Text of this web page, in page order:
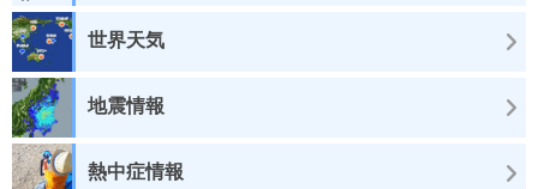
世界天気
地震情報
熱中症情報